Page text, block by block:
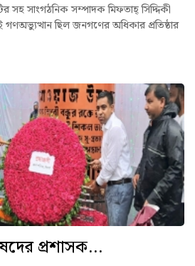
সহ সাংগঠনিক সম্পাদক মিফতাহ্ সিদ্দিকী
ছিল জনগণের অধিকার প্রতিষ্ঠার
প্রশাসক...